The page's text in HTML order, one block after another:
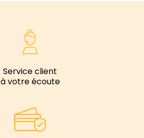
Service client
à votre écoute